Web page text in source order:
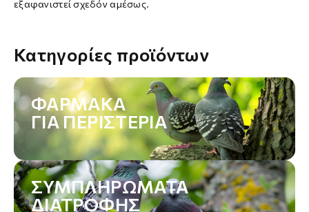
εξαφανιστεί σχεδόν αμέσως.
Κατηγορίες προϊόντων
ΦΆΡΜΑΚΑ
ΓΙΑ ΠΕΡΙΣΤΈΡΙΑ
ΣΥΜΠΛΗΡΏΜΑΤΑ
ΔΙΑΤΡΟΦΉΣ